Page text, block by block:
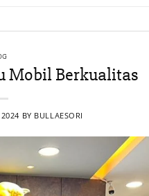
Mobil Berkualitas
BY BULLAESORI